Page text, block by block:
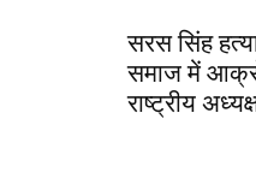
सरस सिंह
समाज में
राष्ट्रीय